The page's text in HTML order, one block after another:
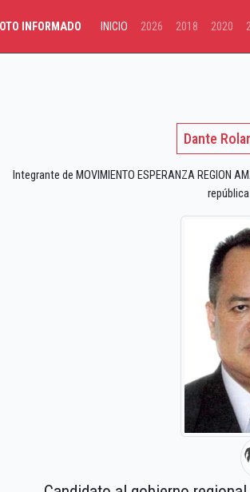
INFORMADO INICIO 2026 2018 2020
Dante
Integrante de MOVIMIENTO ESPERANZA REGION